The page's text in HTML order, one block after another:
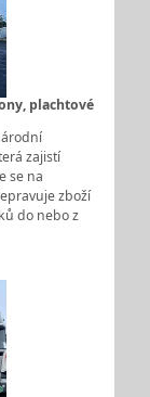
plachtové
zajistí
se na
zboží
do nebo z